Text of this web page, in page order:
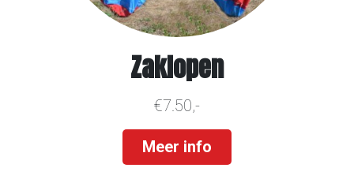
Zaklopen
€7.50,-
Meer info